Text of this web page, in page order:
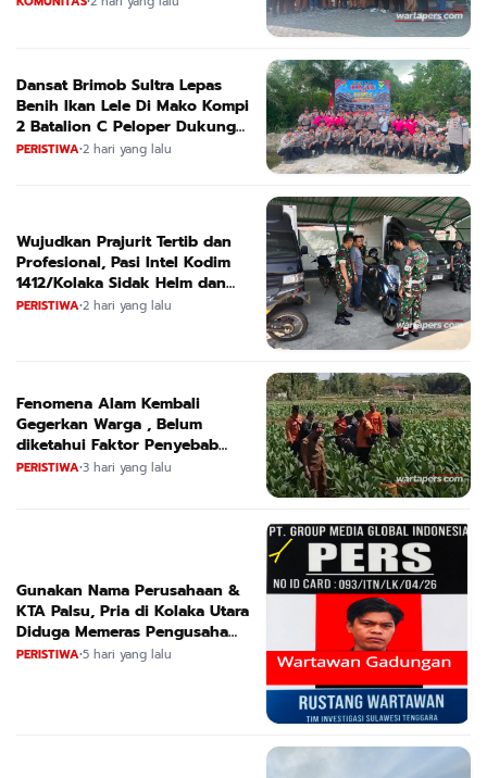
Dansat Brimob Sultra Lepas
Benih Ikan Lele Di Mako Kompi
2 Batalion C Peloper Dukung
ketahanan Pangan Nasional
PERISTIWA•2 hari yang lalu
Wujudkan Prajurit Tertib dan
Profesional, Pasi Intel Kodim
1412/Kolaka Sidak Helm dan
Kendaraan
PERISTIWA•2 hari yang lalu
Fenomena Alam Kembali
Gegerkan Warga , Belum
diketahui Faktor Penyebab
Suara
PERISTIWA•3 hari yang lalu
Gunakan Nama Perusahaan &
KTA Palsu, Pria di Kolaka Utara
Diduga Memeras Pengusaha
Tambang dan Minyak
PERISTIWA•5 hari yang lalu